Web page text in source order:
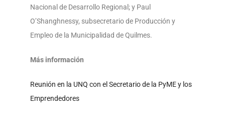
Nacional de Desarrollo Regional; y Paul
O’Shanghnessy, subsecretario de Producción y
Empleo de la Municipalidad de Quilmes.
Más información
Reunión en la UNQ con el Secretario de la PyME y los
Emprendedores